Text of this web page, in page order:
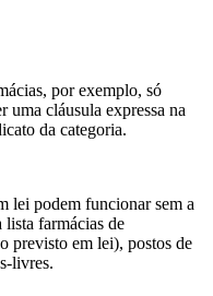
por exemplo, só
uma cláusula expressa na
da categoria.
lei podem funcionar sem a
lista farmácias de
previsto em lei), postos de
livres.